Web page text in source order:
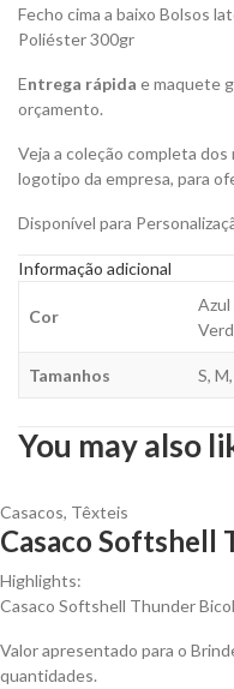
Fecho cima a baixo Bolsos
Poliéster 300gr
Entrega rápida e maquete
orçamento.
Veja a coleção completa dos
logotipo da empresa, para
Disponível para
Informação adicional
Cor
Azul
Tamanhos S,
You may also
Casacos, Têxteis
Casaco Softshell
Highlights:
Casaco Softshell Thunder
Valor apresentado para o
quantidades.